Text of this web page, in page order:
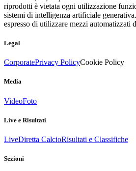
riprodotti è vietata ogni utilizzazione
sistemi di intelligenza artificiale
espresso di utilizzare mezzi automatizzati
Legal
CorporatePrivacy PolicyCookie Policy
Media
VideoFoto
Live e Risultati
LiveDiretta CalcioRisultati e Classifiche
Sezioni